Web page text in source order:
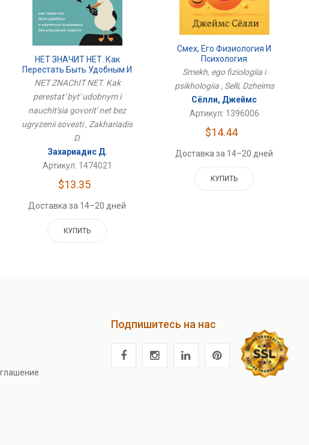
НЕТ ЗНАЧИТ НЕТ. Как
Перестать Быть Удобным И
Научиться Говорить Нет Без
NET ZNAChIT NET. Kak
perestat' byt' udobnym i
nauchit'sia govorit' net bez
ugryzenii sovesti , Zakhariadis
D.
Захариадис Д.
Артикул: 1474021
$13.35
Доставка за 14–20 дней
КУПИТЬ
Смех, Его Физиология И
Психология
Smekh, ego fiziologiia i
psikhologiia , Selli, Dzheims
Сёлли, Джеймс
Артикул: 1396006
$14.44
Доставка за 14–20 дней
КУПИТЬ
Подпишитесь на нас